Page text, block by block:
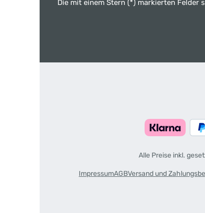
Die mit einem Stern (*) markierten Felder
Alle Preise inkl.
ImpressumAGBVersand und